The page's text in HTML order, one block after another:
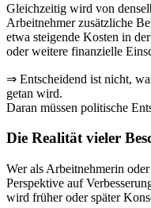
Gleichzeitig wird von
Arbeitnehmer zusätzliche
etwa steigende Kosten in
oder weitere finanzielle
⇒ Entscheidend ist nicht,
getan wird.
Daran müssen politische
Die Realität vieler
Wer als Arbeitnehmerin
Perspektive auf
wird früher oder später